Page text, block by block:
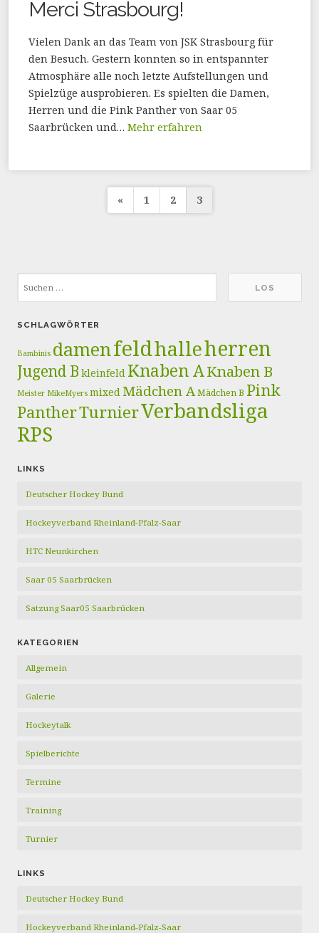
Merci Strasbourg!
Vielen Dank an das Team von JSK Strasbourg für
den Besuch. Gestern konnten so in entspannter
Atmosphäre alle noch letzte Aufstellungen und
Spielzüge ausprobieren. Es spielten die Damen,
Herren und die Pink Panther von Saar 05
Saarbrücken und… Mehr erfahren
Seitennummerierung
« 1 2 3
SCHLAGWÖRTER
Bambinis damenfeldhalleherren
Jugend B kleinfeld Knaben AKnaben B
Meister MikeMyers mixed Mädchen AMädchen B Pink
PantherTurnierVerbandsliga
RPS
LINKS
Deutscher Hockey Bund
Hockeyverband Rheinland-Pfalz-Saar
HTC Neunkirchen
Saar 05 Saarbrücken
Satzung Saar05 Saarbrücken
KATEGORIEN
Allgemein
Galerie
Hockeytalk
Spielberichte
Termine
Training
Turnier
LINKS
Deutscher Hockey Bund
Hockeyverband Rheinland-Pfalz-Saar